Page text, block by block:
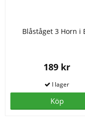
Blåståget 3 Horn i
189 kr
Köp